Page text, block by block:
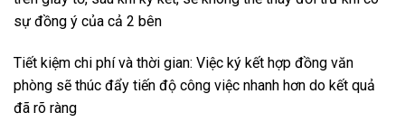
sự đồng ý của cả 2 bên
Tiết kiệm chi phí và thời gian: Việc ký kết hợp đồng văn
phòng sẽ thúc đẩy tiến độ công việc nhanh hơn do kết quả
đã rõ ràng